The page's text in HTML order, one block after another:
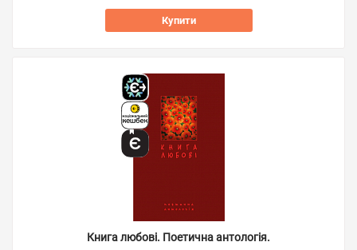
Купити
Книга любові. Поетична антологія.